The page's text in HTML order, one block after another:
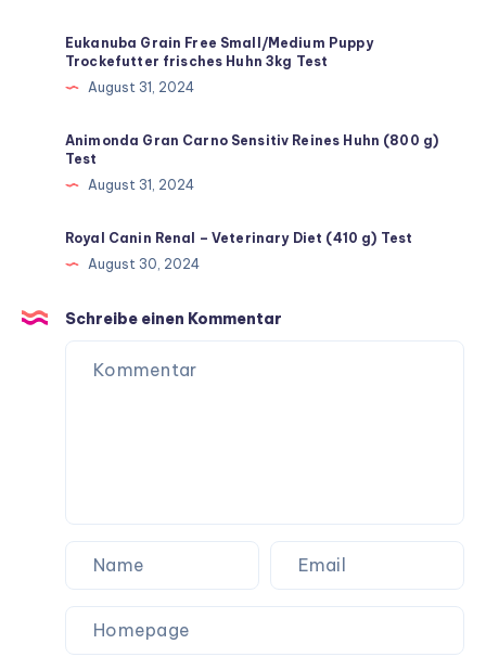
Eukanuba Grain Free Small/Medium Puppy
Trockefutter frisches Huhn 3kg Test
August 31, 2024
Animonda Gran Carno Sensitiv Reines Huhn (800 g)
Test
August 31, 2024
Royal Canin Renal – Veterinary Diet (410 g) Test
August 30, 2024
Schreibe einen Kommentar